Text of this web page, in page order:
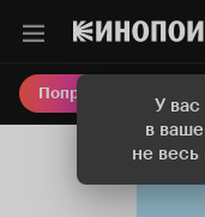
У
в
не весь
Попробовать Плюс